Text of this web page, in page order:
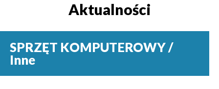
Aktualności
SPRZĘT KOMPUTEROWY /
Inne